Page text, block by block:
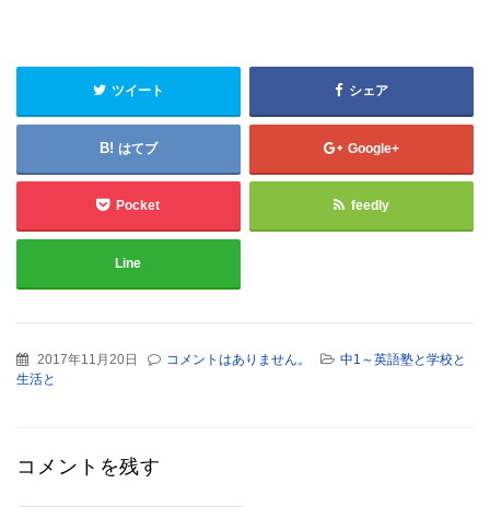
ツイート シェア
はてブ Google+
Pocket feedly
Line
2017年11月20日 コメントはありません。
中1～英語塾と学校と
生活と
コメントを残す